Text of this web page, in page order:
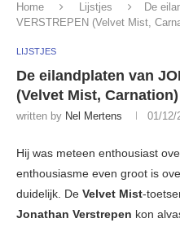
Home Lijstjes
De
VERSTREPEN (Velvet Mist,
LIJSTJES
De eilandplaten van
(Velvet Mist, Carnation)
written by Nel Mertens 01/12/
Hij was meteen enthousiast
enthousiasme even groot is
duidelijk. De Velvet Mist-
Jonathan Verstrepen kon